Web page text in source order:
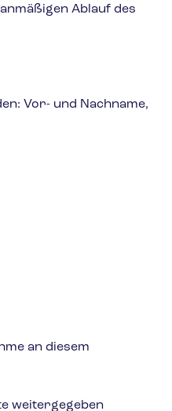
Ablauf des
Vor- und Nachname,
an diesem
weitergegeben